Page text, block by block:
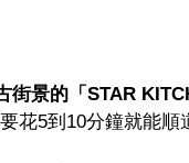
街景的「STAR
花5到10分鐘就能順